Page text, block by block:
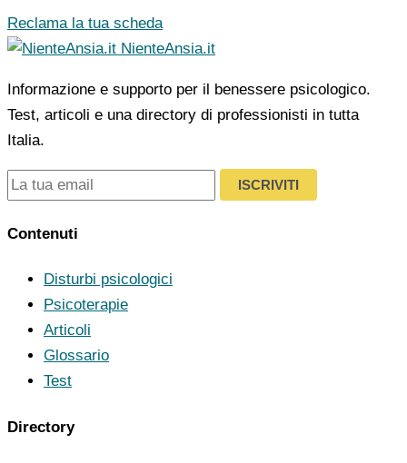
Reclama la tua scheda
NienteAnsia.it
Informazione e supporto per il benessere psicologico.
Test, articoli e una directory di professionisti in tutta
Italia.
ISCRIVITI
Contenuti
Disturbi psicologici
Psicoterapie
Articoli
Glossario
Test
Directory